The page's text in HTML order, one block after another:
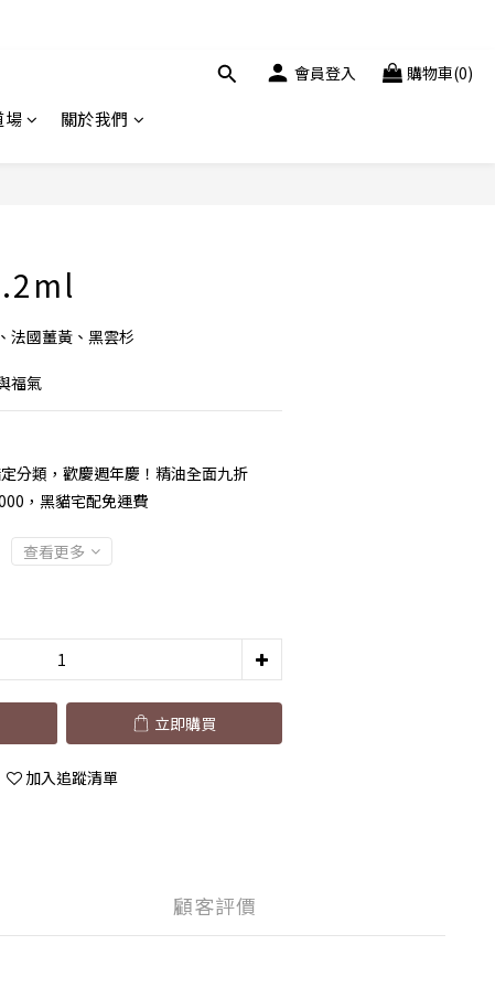
會員登入 購物車(0)
場 關於我們
法國薑黃、黑雲杉
福氣
分類，歡慶週年慶！精油全面九折
，黑貓宅配免運費
查看更多
立即購買
加入追蹤清單
顧客評價